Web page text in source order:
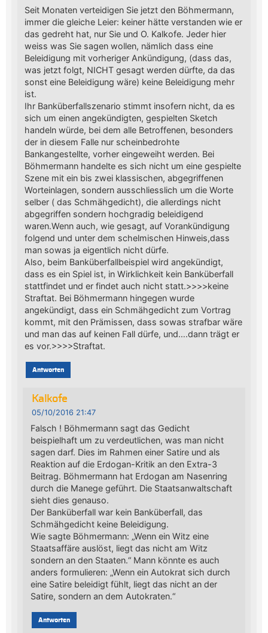
Seit Monaten verteidigen Sie jetzt den Böhmermann,
immer die gleiche Leier: keiner hätte verstanden wie er
das gedreht hat, nur Sie und O. Kalkofe. Jeder hier
weiss was Sie sagen wollen, nämlich dass eine
Beleidigung mit vorheriger Ankündigung, (dass das,
was jetzt folgt, NICHT gesagt werden dürfte, da das
sonst eine Beleidigung wäre) keine Beleidigung mehr
ist.
Ihr Banküberfallszenario stimmt insofern nicht, da es
sich um einen angekündigten, gespielten Sketch
handeln würde, bei dem alle Betroffenen, besonders
der in diesem Falle nur scheinbedrohte
Bankangestellte, vorher eingeweiht werden. Bei
Böhmermann handelte es sich nicht um eine gespielte
Szene mit ein bis zwei klassischen, abgegriffenen
Worteinlagen, sondern ausschliesslich um die Worte
selber ( das Schmähgedicht), die allerdings nicht
abgegriffen sondern hochgradig beleidigend
waren.Wenn auch, wie gesagt, auf Vorankündigung
folgend und unter dem schelmischen Hinweis,dass
man sowas ja eigentlich nicht dürfe.
Also, beim Banküberfallbeispiel wird angekündigt,
dass es ein Spiel ist, in Wirklichkeit kein Banküberfall
stattfindet und er findet auch nicht statt.>>>>keine
Straftat. Bei Böhmermann hingegen wurde
angekündigt, dass ein Schmähgedicht zum Vortrag
kommt, mit den Prämissen, dass sowas strafbar wäre
und man das auf keinen Fall dürfe, und….dann trägt er
es vor.>>>>Straftat.
Antworten
Kalkofe
05/10/2016 21:47
Falsch ! Böhmermann sagt das Gedicht
beispielhaft um zu verdeutlichen, was man nicht
sagen darf. Dies im Rahmen einer Satire und als
Reaktion auf die Erdogan-Kritik an den Extra-3
Beitrag. Böhmermann hat Erdogan am Nasenring
durch die Manege geführt. Die Staatsanwaltschaft
sieht dies genauso.
Der Banküberfall war kein Banküberfall, das
Schmähgedicht keine Beleidigung.
Wie sagte Böhmermann: „Wenn ein Witz eine
Staatsaffäre auslöst, liegt das nicht am Witz
sondern an den Staaten.“ Mann könnte es auch
anders formulieren: „Wenn ein Autokrat sich durch
eine Satire beleidigt fühlt, liegt das nicht an der
Satire, sondern an dem Autokraten.“
Antworten